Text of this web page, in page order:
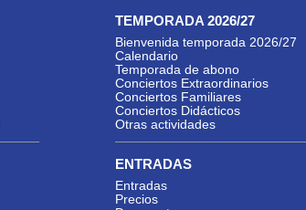
TEMPORADA 2026/27
Bienvenida temporada 2026/27
Calendario
Temporada de abono
Conciertos Extraordinarios
Conciertos Familiares
Conciertos Didácticos
Otras actividades
ENTRADAS
Entradas
Precios